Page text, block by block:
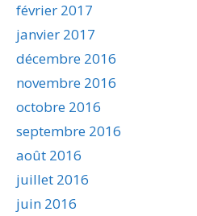
février 2017
janvier 2017
décembre 2016
novembre 2016
octobre 2016
septembre 2016
août 2016
juillet 2016
juin 2016